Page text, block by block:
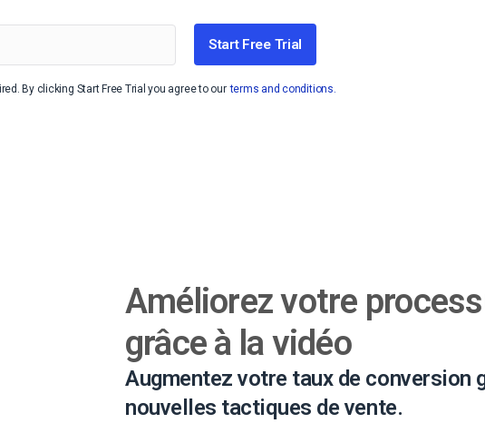
vidéo
Start Free Trial
By clicking Start Free Trial you agree to our terms and conditions.
Améliorez votre
grâce à la vidéo
Augmentez votre taux de conversion
nouvelles tactiques de vente.